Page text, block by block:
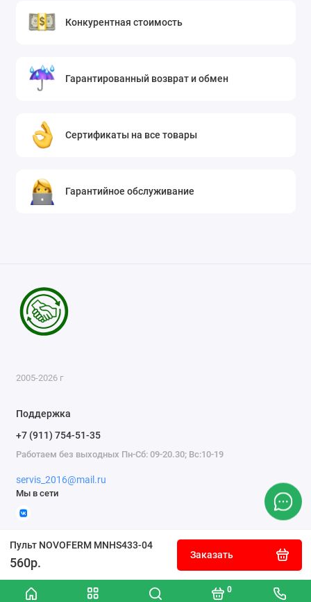
0
Пульт NOVOFERM MNHS433-04
560р.
Заказать
Конкурентная стоимость
Гарантированный возврат и обмен
Сертификаты на все товары
Гарантийное обслуживание
2005-2026 г
Поддержка
+7 (911) 754-51-35
Работаем без выходных Пн-Сб: 09-20.30; Вс:10-19
servis_2016@mail.ru
Мы в сети